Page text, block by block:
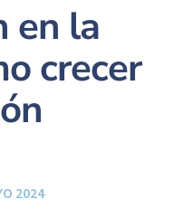
en la
crecer
2024